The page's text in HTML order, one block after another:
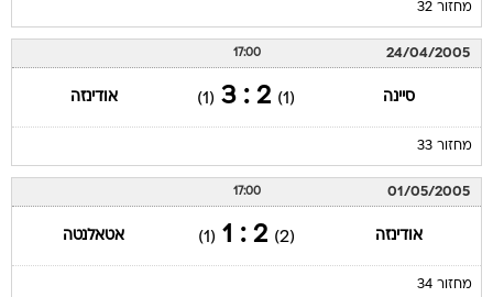
מחזור 32
24/04/2005
17:00
סיינה (1)
2 : 3
(1) אודינזה
מחזור 33
01/05/2005
17:00
אודינזה (2)
2 : 1
(1) אטאלנטה
מחזור 34